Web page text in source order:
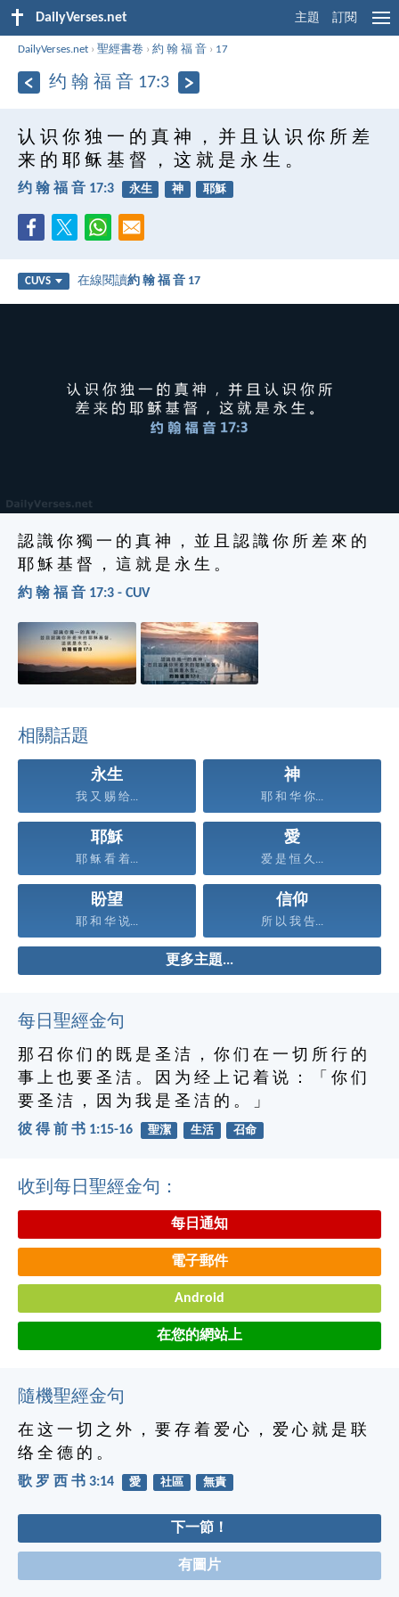
DailyVerses.net 主題 訂閱
DailyVerses.net ›聖經書卷 ›約 翰 福 音 › 17
约 翰 福 音 17:3
认 识 你 独 一 的 真 神 ， 并 且 认 识 你 所 差
来 的 耶 稣 基 督 ， 这 就 是 永 生 。
约 翰 福 音 17:3 永生 神 耶穌
CUVS 在線閱讀約 翰 福 音 17
認 識 你 獨 一 的 真 神 ， 並 且 認 識 你 所 差 來 的
耶 穌 基 督 ， 這 就 是 永 生 。
約 翰 福 音 17:3 - CUV
相關話題
永生
我 又 赐 给...
神
耶 和 华 你...
耶穌
耶 稣 看 着...
愛
爱 是 恒 久...
盼望
耶 和 华 说...
信仰
所 以 我 告...
更多主題...
每日聖經金句
那 召 你 们 的 既 是 圣 洁 ， 你 们 在 一 切 所 行 的
事 上 也 要 圣 洁 。 因 为 经 上 记 着 说 ： 「 你 们
要 圣 洁 ， 因 为 我 是 圣 洁 的 。 」
彼 得 前 书 1:15-16 聖潔 生活 召命
收到每日聖經金句：
每日通知
電子郵件
Android
在您的網站上
隨機聖經金句
在 这 一 切 之 外 ， 要 存 着 爱 心 ， 爱 心 就 是 联
络 全 德 的 。
歌 罗 西 书 3:14 愛 社區 無責
下一節！
有圖片